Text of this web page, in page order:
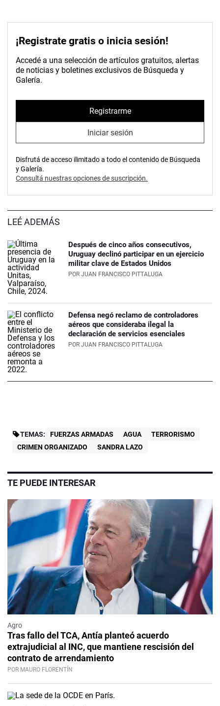
¡Registrate gratis o inicia sesión!
Accedé a una selección de artículos gratuitos, alertas
de noticias y boletines exclusivos de Búsqueda y
Galería.
Registrarme
Iniciar sesión
Disfrutá de acceso ilimitado a todo el contenido de Búsqueda
y Galería.
Consultá nuestras opciones de suscripción.
LEÉ ADEMÁS
Después de cinco años consecutivos,
Uruguay declinó participar en un ejercicio
militar clave de Estados Unidos
POR JUAN FRANCISCO PITTALUGA
Defensa negó reclamo de controladores
aéreos que consideraba ilegal la
declaración de servicios esenciales
POR JUAN FRANCISCO PITTALUGA
TEMAS: FUERZAS ARMADAS AGUA
TERRORISMO
CRIMEN ORGANIZADO
SANDRA LAZO
TE PUEDE INTERESAR
Agro
Tras fallo del TCA, Antía planteó acuerdo
extrajudicial al INC, que mantiene rescisión del
contrato de arrendamiento
POR MAURO FLORENTÍN